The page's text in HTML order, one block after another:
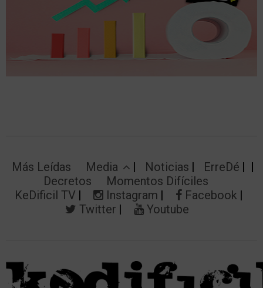
Más Leídas Media Noticias
ErreDé
Decretos
Momentos Difíciles
KeDificil TV
Instagram
Facebook
Twitter
Youtube